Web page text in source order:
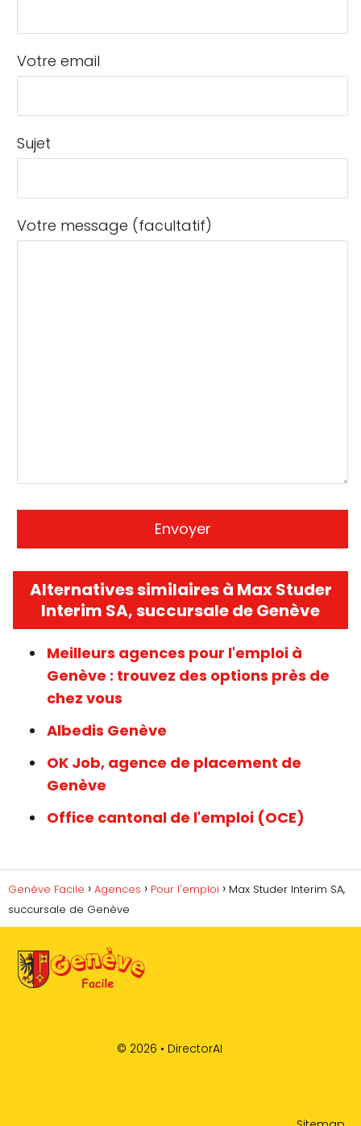
Votre email
Sujet
Votre message (facultatif)
Alternatives similaires à Max Studer
Interim SA, succursale de Genève
Meilleurs agences pour l'emploi à
Genève : trouvez des options près de
chez vous
Albedis Genève
OK Job, agence de placement de
Genève
Office cantonal de l'emploi (OCE)
Genève Facile Agences Pour l'emploi
Max Studer Interim SA,
succursale de Genève
© 2026 • DirectorAI